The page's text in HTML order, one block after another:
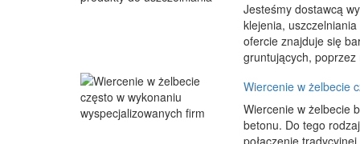
Jesteśmy dostawcą
klejenia,
ofercie znajduje się
gruntujących,
Wiercenie w żelbecie
Wiercenie w żelbecie
betonu. Do tego
połączenie